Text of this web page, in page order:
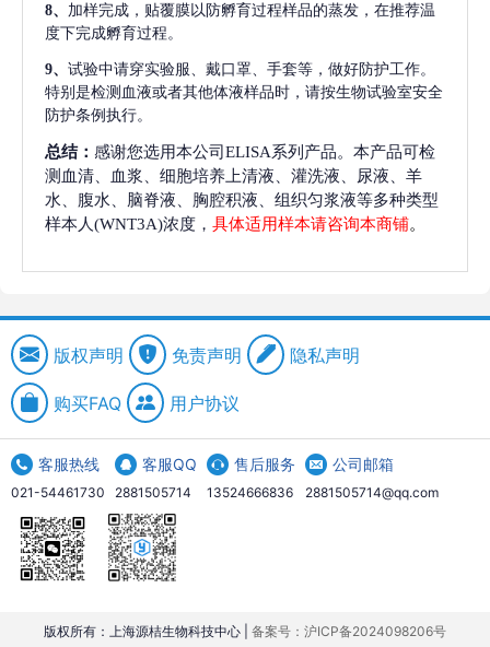
8、 加样完成，贴覆膜以防孵育过程样品的蒸发，在推荐温
度下完成孵育过程。
9、 试验中请穿实验服、戴口罩、手套等，做好防护工作。
特别是检测血液或者其他体液样品时，请按生物试验室安全
防护条例执行。
总结： 感谢您选用本公司ELISA系列产品。本产品可检
测血清、血浆、细胞培养上清液、灌洗液、尿液、羊
水、腹水、脑脊液、胸腔积液、组织匀浆液等多种类型
样本人(WNT3A)浓度， 具体适用样本请咨询本商铺。
版权声明 免责声明 隐私声明
购买FAQ 用户协议
客服热线
021-54461730
客服QQ
2881505714
售后服务
13524666836
公司邮箱
2881505714@qq.com
版权所有：上海源桔生物科技中心 | 备案号：沪ICP备2024098206号